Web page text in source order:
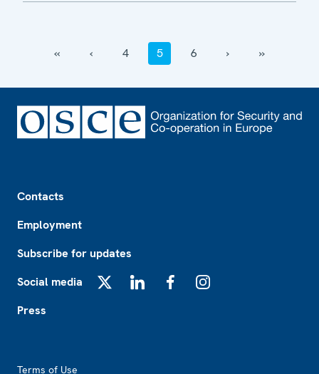
‹‹ ‹ 4 5 6 › ››
Contacts
Employment
Subscribe for updates
Social media
Press
Terms of Use